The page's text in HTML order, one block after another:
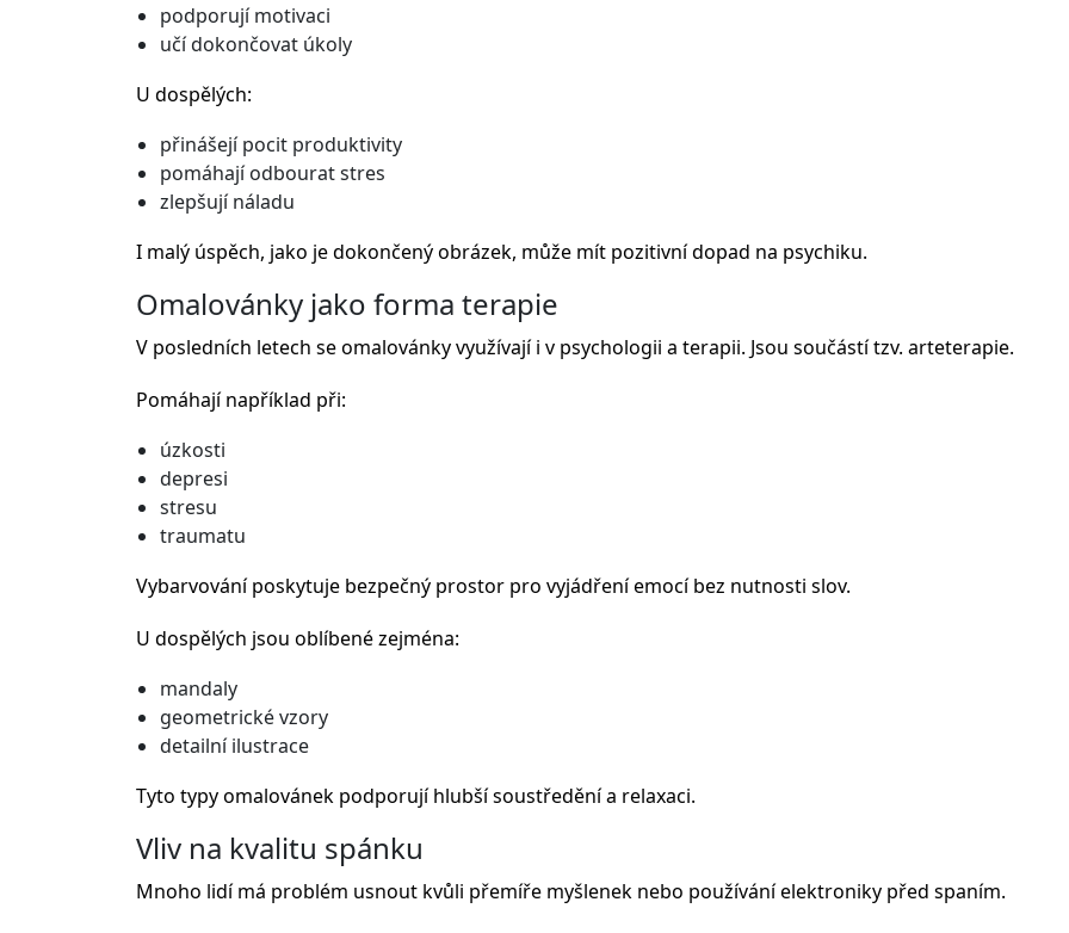
podporují motivaci
učí dokončovat úkoly
U dospělých:
přinášejí pocit produktivity
pomáhají odbourat stres
zlepšují náladu
I malý úspěch, jako je dokončený obrázek, může mít pozitivní dopad na psychiku.
Omalovánky jako forma terapie
V posledních letech se omalovánky využívají i v psychologii a terapii. Jsou součástí tzv. arteterapie.
Pomáhají například při:
úzkosti
depresi
stresu
traumatu
Vybarvování poskytuje bezpečný prostor pro vyjádření emocí bez nutnosti slov.
U dospělých jsou oblíbené zejména:
mandaly
geometrické vzory
detailní ilustrace
Tyto typy omalovánek podporují hlubší soustředění a relaxaci.
Vliv na kvalitu spánku
Mnoho lidí má problém usnout kvůli přemíře myšlenek nebo používání elektroniky před spaním.